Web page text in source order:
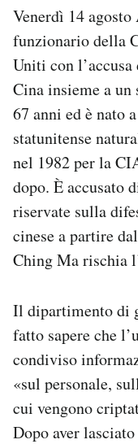
SHOP
CALENDARIO
Area Personale
Newsletter
Notifiche mobile
Hai bisogno di
Esci
Venerdì 14
funzionario della
Uniti con
Cina insieme a un
67 anni ed è nato
statunitense
nel 1982 per la
dopo. È accusato
riservate sulla
cinese a partire
Ching Ma rischia
Il dipartimento di
fatto sapere che
condiviso
«sul personale,
cui vengono
Dopo aver